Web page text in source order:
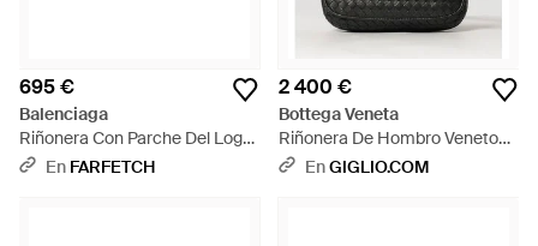
695 €
Balenciaga
Riñonera Con Parche Del Logo
Y Cremallera - Negro
En FARFETCH
2 400 €
Bottega Veneta
Riñonera De Hombro Veneto
En Piel De Cordero Intrecciato
EnGIGLIO.COM